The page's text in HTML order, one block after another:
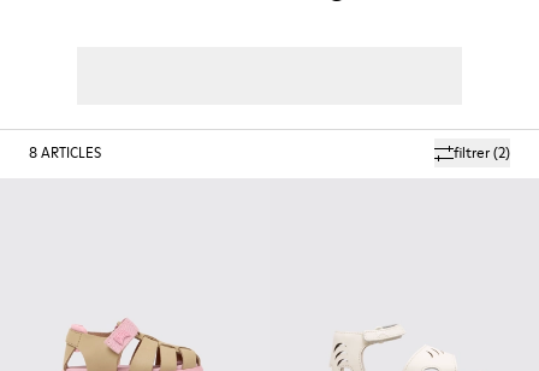
filtrer(2)
8ARTICLES